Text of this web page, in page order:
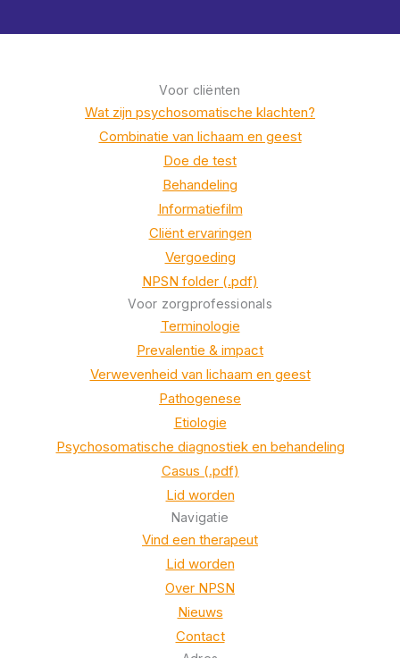
Voor cliënten
Wat zijn psychosomatische klachten?
Combinatie van lichaam en geest
Doe de test
Behandeling
Informatiefilm
Cliënt ervaringen
Vergoeding
NPSN folder (.pdf)
Voor zorgprofessionals
Terminologie
Prevalentie & impact
Verwevenheid van lichaam en geest
Pathogenese
Etiologie
Psychosomatische diagnostiek en behandeling
Casus (.pdf)
Lid worden
Navigatie
Vind een therapeut
Lid worden
Over NPSN
Nieuws
Contact